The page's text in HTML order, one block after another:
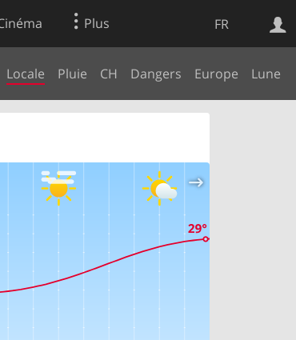
FR
Plus
Locale Pluie CH Dangers Europe Lune
Web